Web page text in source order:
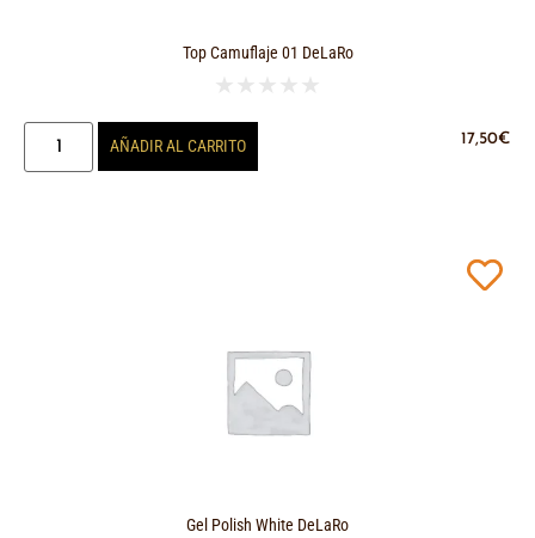
Top Camuflaje 01 DeLaRo
★ ★ ★ ★ ★
17,50€
AÑADIR AL CARRITO
Gel Polish White DeLaRo